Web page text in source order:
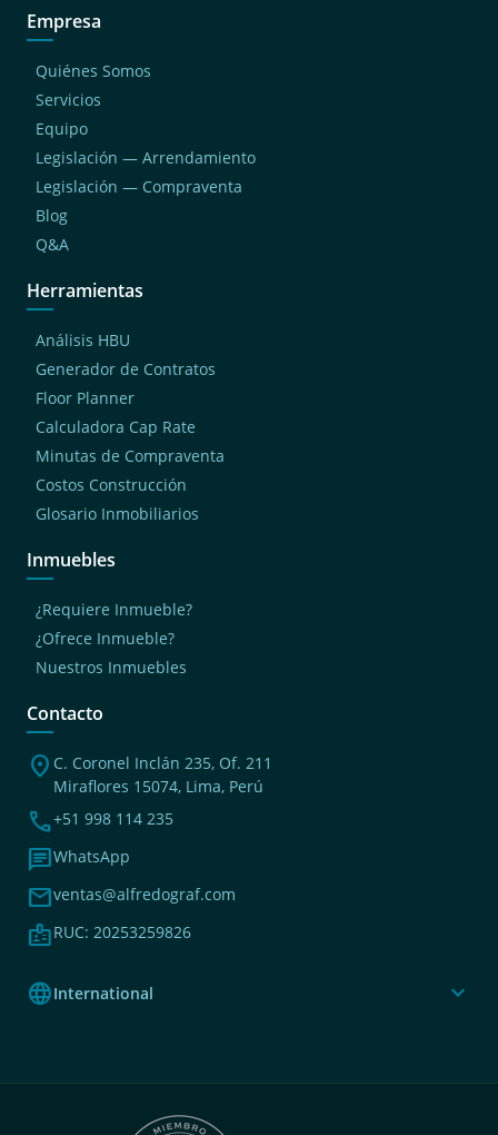
Empresa
Quiénes Somos
Servicios
Equipo
Legislación — Arrendamiento
Legislación — Compraventa
Blog
Q&A
Herramientas
Análisis HBU
Generador de Contratos
Floor Planner
Calculadora Cap Rate
Minutas de Compraventa
Costos Construcción
Glosario Inmobiliarios
Inmuebles
¿Requiere Inmueble?
¿Ofrece Inmueble?
Nuestros Inmuebles
Contacto
location_on C. Coronel Inclán 235, Of. 211
Miraflores 15074, Lima, Perú
phone+51 998 114 235
chatWhatsApp
mailventas@alfredograf.com
badgeRUC: 20253259826
languageInternational expand_more